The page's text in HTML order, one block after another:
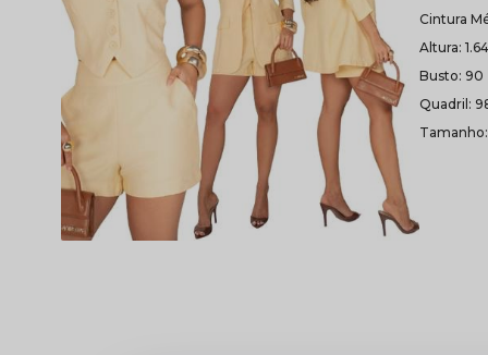
Cintura
Altura: 1.64
Busto: 90
Quadril: